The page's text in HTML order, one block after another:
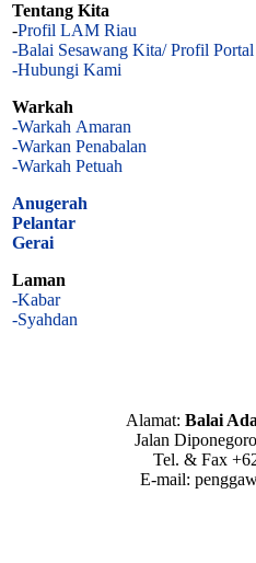
Tentang Kita
-Profil LAM Riau
-Balai Sesawang Kita/ Profil Portal
-Hubungi Kami
Warkah
-Warkah Amaran
-Warkan Penabalan
-Warkah Petuah
Anugerah
Pelantar
Gerai
Laman
-Kabar
-Syahdan
Alamat: Balai
Jalan
Tel. & Fax
E-mail: